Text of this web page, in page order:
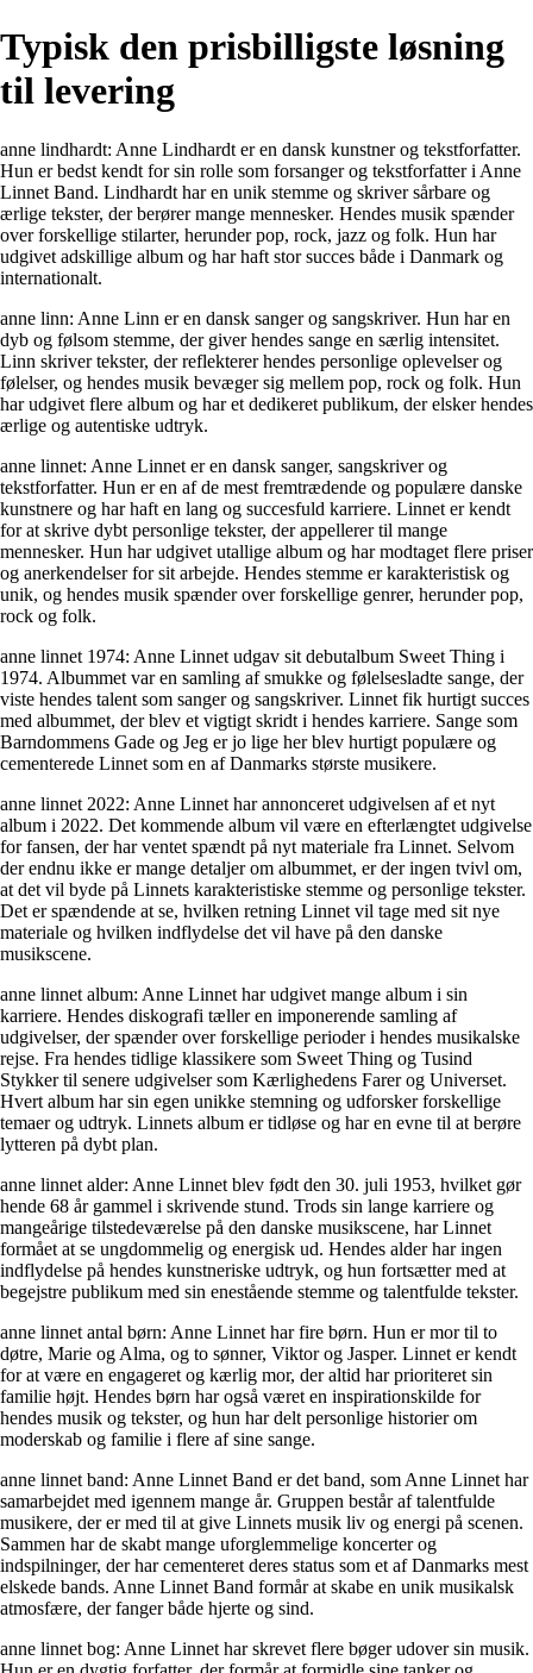
Typisk den prisbilligste løsning
til levering
anne lindhardt: Anne Lindhardt er en dansk kunstner og tekstforfatter.
Hun er bedst kendt for sin rolle som forsanger og tekstforfatter i Anne
Linnet Band. Lindhardt har en unik stemme og skriver sårbare og
ærlige tekster, der berører mange mennesker. Hendes musik spænder
over forskellige stilarter, herunder pop, rock, jazz og folk. Hun har
udgivet adskillige album og har haft stor succes både i Danmark og
internationalt.
anne linn: Anne Linn er en dansk sanger og sangskriver. Hun har en
dyb og følsom stemme, der giver hendes sange en særlig intensitet.
Linn skriver tekster, der reflekterer hendes personlige oplevelser og
følelser, og hendes musik bevæger sig mellem pop, rock og folk. Hun
har udgivet flere album og har et dedikeret publikum, der elsker hendes
ærlige og autentiske udtryk.
anne linnet: Anne Linnet er en dansk sanger, sangskriver og
tekstforfatter. Hun er en af de mest fremtrædende og populære danske
kunstnere og har haft en lang og succesfuld karriere. Linnet er kendt
for at skrive dybt personlige tekster, der appellerer til mange
mennesker. Hun har udgivet utallige album og har modtaget flere priser
og anerkendelser for sit arbejde. Hendes stemme er karakteristisk og
unik, og hendes musik spænder over forskellige genrer, herunder pop,
rock og folk.
anne linnet 1974: Anne Linnet udgav sit debutalbum Sweet Thing i
1974. Albummet var en samling af smukke og følelsesladte sange, der
viste hendes talent som sanger og sangskriver. Linnet fik hurtigt succes
med albummet, der blev et vigtigt skridt i hendes karriere. Sange som
Barndommens Gade og Jeg er jo lige her blev hurtigt populære og
cementerede Linnet som en af Danmarks største musikere.
anne linnet 2022: Anne Linnet har annonceret udgivelsen af et nyt
album i 2022. Det kommende album vil være en efterlængtet udgivelse
for fansen, der har ventet spændt på nyt materiale fra Linnet. Selvom
der endnu ikke er mange detaljer om albummet, er der ingen tvivl om,
at det vil byde på Linnets karakteristiske stemme og personlige tekster.
Det er spændende at se, hvilken retning Linnet vil tage med sit nye
materiale og hvilken indflydelse det vil have på den danske
musikscene.
anne linnet album: Anne Linnet har udgivet mange album i sin
karriere. Hendes diskografi tæller en imponerende samling af
udgivelser, der spænder over forskellige perioder i hendes musikalske
rejse. Fra hendes tidlige klassikere som Sweet Thing og Tusind
Stykker til senere udgivelser som Kærlighedens Farer og Universet.
Hvert album har sin egen unikke stemning og udforsker forskellige
temaer og udtryk. Linnets album er tidløse og har en evne til at berøre
lytteren på dybt plan.
anne linnet alder: Anne Linnet blev født den 30. juli 1953, hvilket gør
hende 68 år gammel i skrivende stund. Trods sin lange karriere og
mangeårige tilstedeværelse på den danske musikscene, har Linnet
formået at se ungdommelig og energisk ud. Hendes alder har ingen
indflydelse på hendes kunstneriske udtryk, og hun fortsætter med at
begejstre publikum med sin enestående stemme og talentfulde tekster.
anne linnet antal børn: Anne Linnet har fire børn. Hun er mor til to
døtre, Marie og Alma, og to sønner, Viktor og Jasper. Linnet er kendt
for at være en engageret og kærlig mor, der altid har prioriteret sin
familie højt. Hendes børn har også været en inspirationskilde for
hendes musik og tekster, og hun har delt personlige historier om
moderskab og familie i flere af sine sange.
anne linnet band: Anne Linnet Band er det band, som Anne Linnet har
samarbejdet med igennem mange år. Gruppen består af talentfulde
musikere, der er med til at give Linnets musik liv og energi på scenen.
Sammen har de skabt mange uforglemmelige koncerter og
indspilninger, der har cementeret deres status som et af Danmarks mest
elskede bands. Anne Linnet Band formår at skabe en unik musikalsk
atmosfære, der fanger både hjerte og sind.
anne linnet bog: Anne Linnet har skrevet flere bøger udover sin musik.